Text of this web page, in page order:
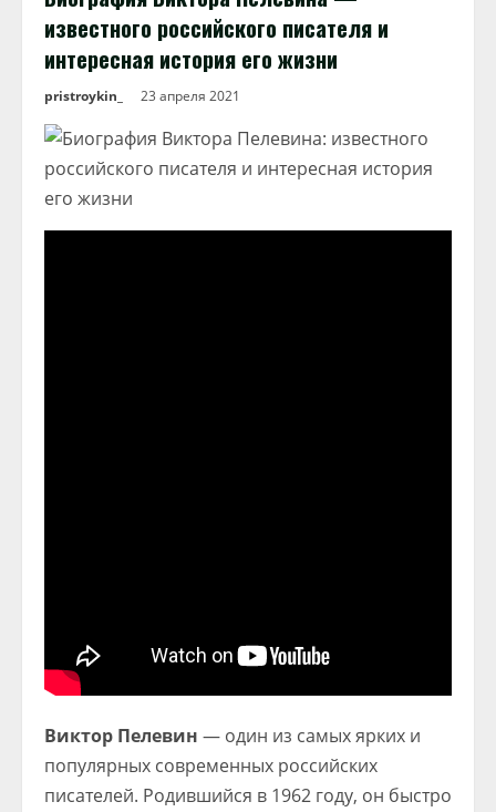
известного российского писателя и
интересная история его жизни
pristroykin_ 23 апреля 2021
Виктор Пелевин — один из самых ярких и
популярных современных российских
писателей. Родившийся в 1962 году, он быстро